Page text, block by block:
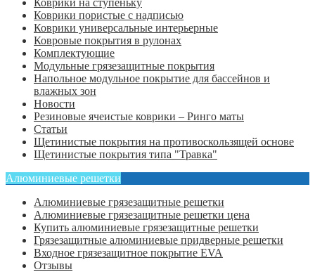
Коврики пористые с надписью
Коврики универсальные интерьерные
Ковровые покрытия в рулонах
Комплектующие
Модульные грязезащитные покрытия
Напольное модульное покрытие для бассейнов и
влажных зон
Новости
Резиновые ячеистые коврики – Ринго маты
Статьи
Щетинистые покрытия на противоскользящей основе
Щетинистые покрытия типа "Травка"
Алюминиевые решетки
Алюминиевые грязезащитные решетки
Алюминиевые грязезащитные решетки цена
Купить алюминиевые грязезащитные решетки
Грязезащитные алюминиевые придверные решетки
Входное грязезащитное покрытие EVA
Отзывы